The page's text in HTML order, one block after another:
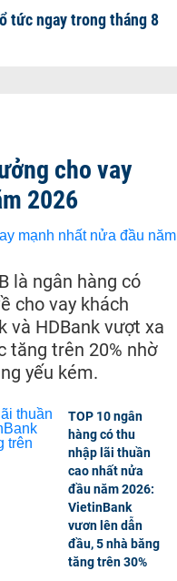
tức ngay trong tháng 8
cho vay
2026
là ngân hàng có
cho vay khách
và HDBank vượt xa
tăng trên 20% nhờ
yếu kém.
TOP 10 ngân
hàng có thu
nhập lãi thuần
cao nhất nửa
đầu năm 2026:
VietinBank
vươn lên dẫn
đầu, 5 nhà băng
tăng trên 30%